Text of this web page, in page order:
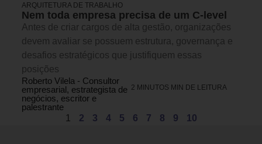
ARQUITETURA DE TRABALHO
Nem toda empresa precisa de um C-level
Antes de criar cargos de alta gestão, organizações
devem avaliar se possuem estrutura, governança e
desafios estratégicos que justifiquem essas
posições
Roberto Vilela - Consultor
empresarial, estrategista de
negócios, escritor e
palestrante
2 MINUTOS MIN DE LEITURA
1 2 3 4 5 6 7 8 9 10